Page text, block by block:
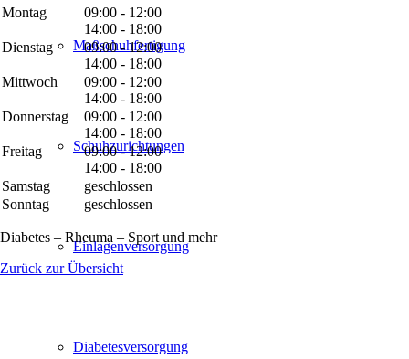
Maßschuhfertigung
Schuhzurichtungen
Einlagenversorgung
Diabetesversorgung
Montag
09:00 - 12:00
14:00 - 18:00
Dienstag
09:00 - 12:00
14:00 - 18:00
Mittwoch
09:00 - 12:00
14:00 - 18:00
Donnerstag
09:00 - 12:00
14:00 - 18:00
Freitag
09:00 - 12:00
14:00 - 18:00
Samstag
geschlossen
Sonntag
geschlossen
Diabetes – Rheuma – Sport und mehr
Zurück zur Übersicht